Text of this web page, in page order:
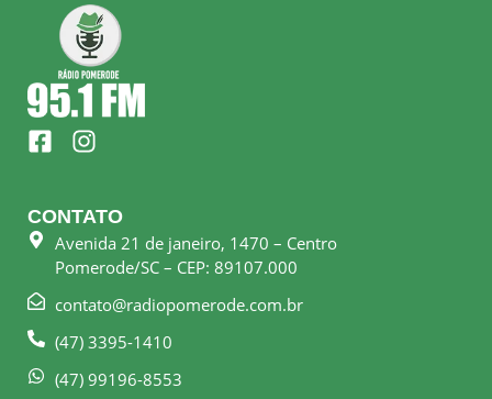
F
a
e
b
o
k
s
q
I
n
t
a
g
r
a
m
CONTATO
Avenida 21 de janeiro, 1470 – Centro
Pomerode/SC – CEP: 89107.000
contato@radiopomerode.com.br
(47) 3395-1410
(47) 99196-8553